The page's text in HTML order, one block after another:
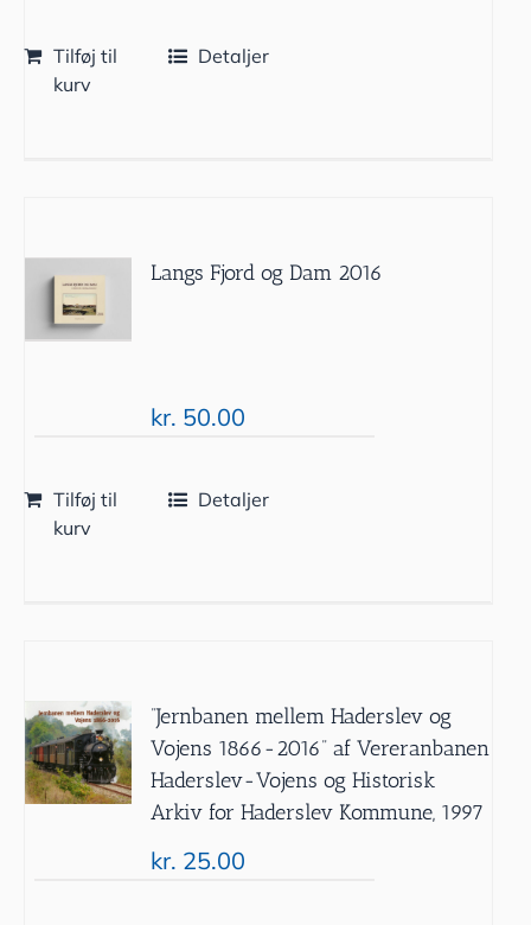
Tilføj til
kurv
Detaljer
Langs Fjord og Dam 2016
kr. 50.00
Tilføj til
kurv
Detaljer
”Jernbanen mellem Haderslev og
Vojens 1866-2016” af Vereranbanen
Haderslev-Vojens og Historisk
Arkiv for Haderslev Kommune, 1997
kr. 25.00